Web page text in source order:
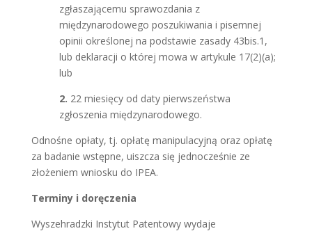
zgłaszającemu sprawozdania z
międzynarodowego poszukiwania i pisemnej
opinii określonej na podstawie zasady 43bis.1,
lub deklaracji o której mowa w artykule 17(2)(a);
lub
2. 22 miesięcy od daty pierwszeństwa
zgłoszenia międzynarodowego.
Odnośne opłaty, tj. opłatę manipulacyjną oraz opłatę
za badanie wstępne, uiszcza się jednocześnie ze
złożeniem wniosku do IPEA.
Terminy i doręczenia
Wyszehradzki Instytut Patentowy wydaje